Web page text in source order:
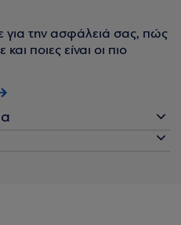
για την ασφάλειά σας, πώς
ποιες είναι οι πιο